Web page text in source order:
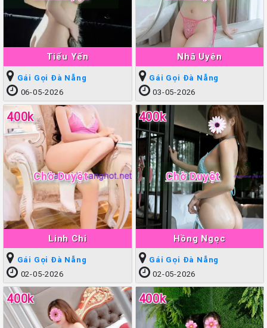
Tiểu Yến
Gái Gọi Đà Nẵng
06-05-2026
Nhã Uyên
Gái Gọi Đà Nẵng
03-05-2026
Linh Chi
400k
Chờ Duyệt
Gái Gọi Đà Nẵng
02-05-2026
Hồng Ngọc
400k
Chờ Duyệt
Gái Gọi Đà Nẵng
02-05-2026
400k 400k